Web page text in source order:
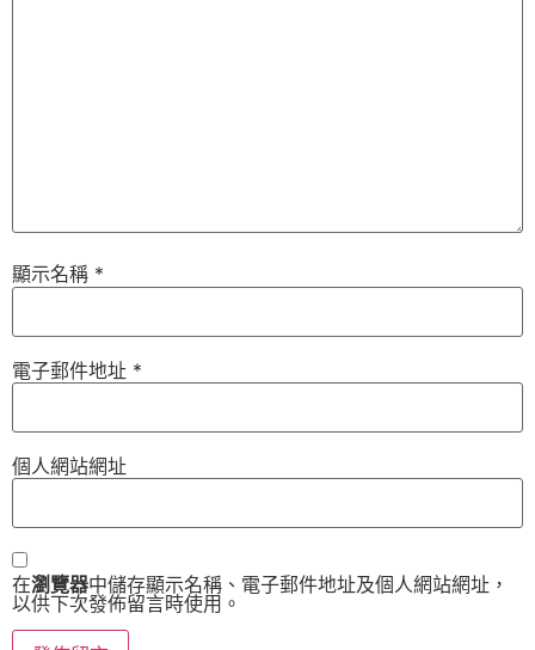
顯示名稱 *
電子郵件地址 *
個人網站網址
在瀏覽器中儲存顯示名稱、電子郵件地址及個人網站網址，
以供下次發佈留言時使用。